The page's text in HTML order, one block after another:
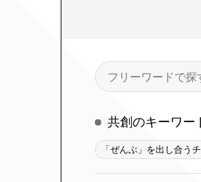
検
索
共創のキーワー
「ぜんぶ」を出し合う